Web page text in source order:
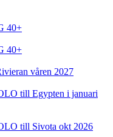
40+
40+
våren 2027
till Egypten i januari
till Sivota okt 2026